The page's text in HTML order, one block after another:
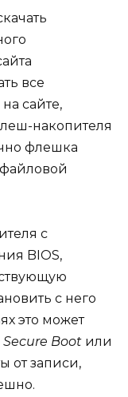
все
сайте,
накопителя
флешка
с
BIOS,
с него
это может
Secure Boot или
от записи,